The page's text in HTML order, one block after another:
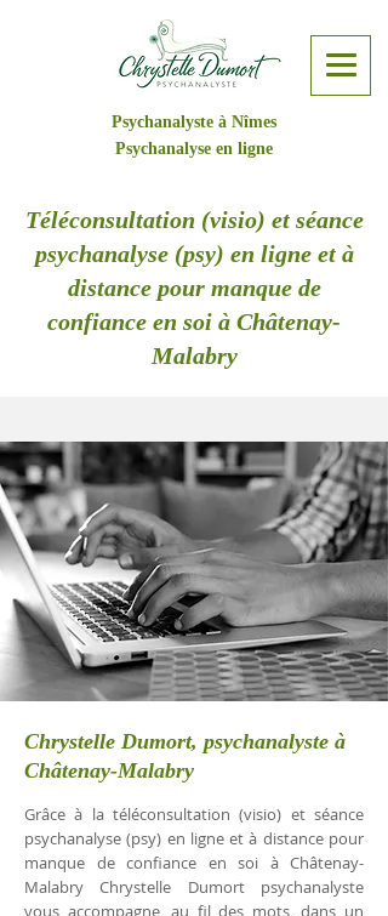
Psychanalyste à Nîmes
Psychanalyse en ligne
Téléconsultation (visio) et séance
psychanalyse (psy) en ligne et à
distance pour manque de
confiance en soi à Châtenay-
Malabry
Chrystelle Dumort, psychanalyste à
Châtenay-Malabry
Grâce à la téléconsultation (visio) et séance
psychanalyse (psy) en ligne et à distance pour
manque de confiance en soi à Châtenay-
Malabry Chrystelle Dumort psychanalyste
vous accompagne, au fil des mots, dans un